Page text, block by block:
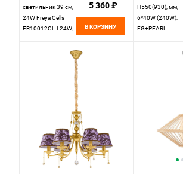
светильник 39 см,
24W Freya Cells
FR10012CL-L24W,
5 360 ₽
В КОРЗИНУ
H550(930), мм,
6*40W (240W),
FG+PEARL